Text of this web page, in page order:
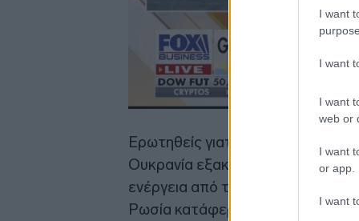
I want
I want
I want
web or
I want
or app.
I want
Ερωτηθείς γιατί ακόμα και
Ουκρανία εξακολουθούν να
ενέργεια από τη Μόσχα, ο κ.
Ρωσία κατάφερε να προσφέρει